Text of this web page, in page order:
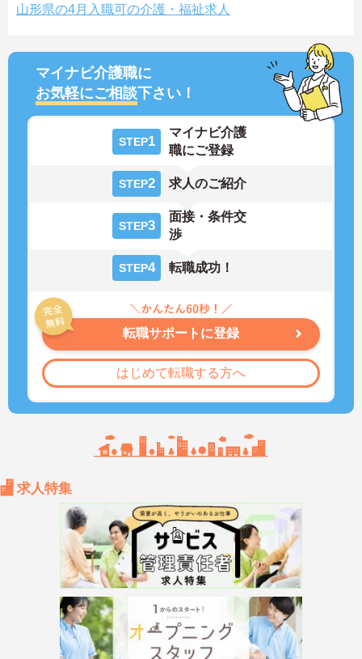
山形県の4月入職可の介護・福祉求人
マイナビ介護職に
お気軽にご相談下さい！
STEP1
マイナビ介護
職にご登録
STEP2 求人のご紹介
STEP3
面接・条件交
渉
STEP4 転職成功！
転職サポートに登録
はじめて転職する方へ
求人特集